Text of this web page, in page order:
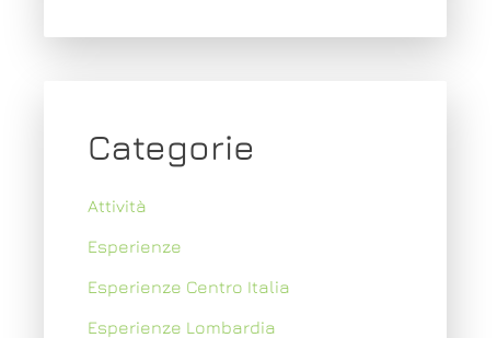
Categorie
Attività
Esperienze
Esperienze Centro Italia
Esperienze Lombardia